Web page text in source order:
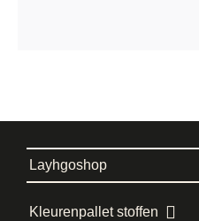
Layhgoshop
Kleurenpallet stoffen